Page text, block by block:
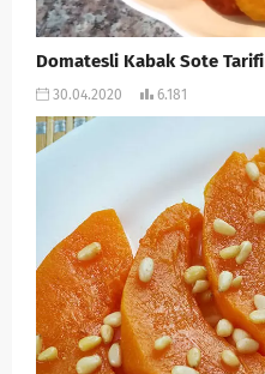
Domatesli Kabak Sote Tarifi
30.04.2020 6.181